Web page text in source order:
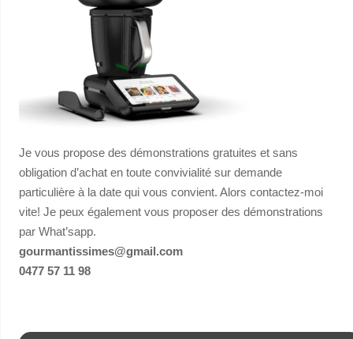
Je vous propose des démonstrations gratuites et sans
obligation d’achat en toute convivialité sur demande
particulière à la date qui vous convient. Alors contactez-moi
vite! Je peux également vous proposer des démonstrations
par What’sapp.
gourmantissimes@gmail.com
0477 57 11 98